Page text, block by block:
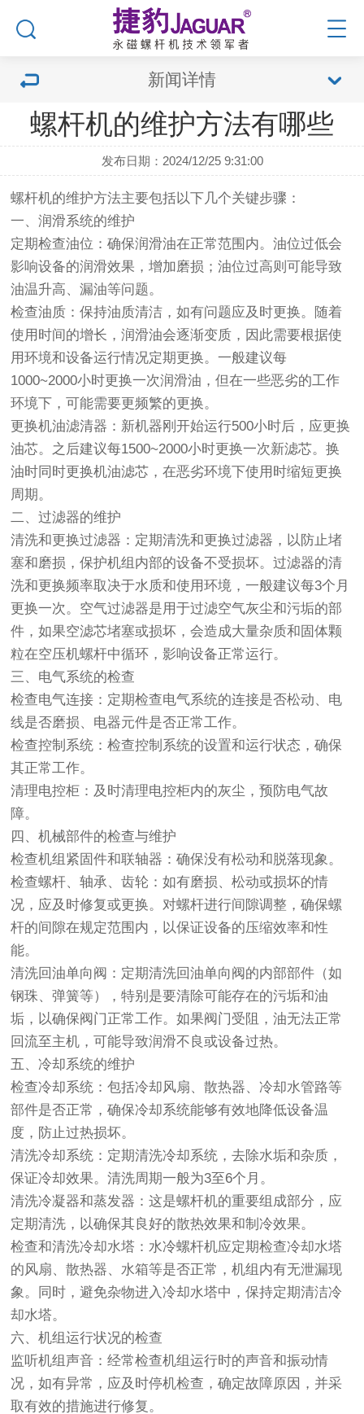
新闻详情
螺杆机的维护方法有哪些
发布日期：2024/12/25 9:31:00
螺杆机的维护方法主要包括以下几个关键步骤：
一、润滑系统的维护
定期检查油位：确保润滑油在正常范围内。油位过低会
影响设备的润滑效果，增加磨损；油位过高则可能导致
油温升高、漏油等问题。
检查油质：保持油质清洁，如有问题应及时更换。随着
使用时间的增长，润滑油会逐渐变质，因此需要根据使
用环境和设备运行情况定期更换。一般建议每
1000~2000小时更换一次润滑油，但在一些恶劣的工作
环境下，可能需要更频繁的更换。
更换机油滤清器：新机器刚开始运行500小时后，应更换
油芯。之后建议每1500~2000小时更换一次新滤芯。换
油时同时更换机油滤芯，在恶劣环境下使用时缩短更换
周期。
二、过滤器的维护
清洗和更换过滤器：定期清洗和更换过滤器，以防止堵
塞和磨损，保护机组内部的设备不受损坏。过滤器的清
洗和更换频率取决于水质和使用环境，一般建议每3个月
更换一次。空气过滤器是用于过滤空气灰尘和污垢的部
件，如果空滤芯堵塞或损坏，会造成大量杂质和固体颗
粒在空压机螺杆中循环，影响设备正常运行。
三、电气系统的检查
检查电气连接：定期检查电气系统的连接是否松动、电
线是否磨损、电器元件是否正常工作。
检查控制系统：检查控制系统的设置和运行状态，确保
其正常工作。
清理电控柜：及时清理电控柜内的灰尘，预防电气故
障。
四、机械部件的检查与维护
检查机组紧固件和联轴器：确保没有松动和脱落现象。
检查螺杆、轴承、齿轮：如有磨损、松动或损坏的情
况，应及时修复或更换。对螺杆进行间隙调整，确保螺
杆的间隙在规定范围内，以保证设备的压缩效率和性
能。
清洗回油单向阀：定期清洗回油单向阀的内部部件（如
钢珠、弹簧等），特别是要清除可能存在的污垢和油
垢，以确保阀门正常工作。如果阀门受阻，油无法正常
回流至主机，可能导致润滑不良或设备过热。
五、冷却系统的维护
检查冷却系统：包括冷却风扇、散热器、冷却水管路等
部件是否正常，确保冷却系统能够有效地降低设备温
度，防止过热损坏。
清洗冷却系统：定期清洗冷却系统，去除水垢和杂质，
保证冷却效果。清洗周期一般为3至6个月。
清洗冷凝器和蒸发器：这是螺杆机的重要组成部分，应
定期清洗，以确保其良好的散热效果和制冷效果。
检查和清洗冷却水塔：水冷螺杆机应定期检查冷却水塔
的风扇、散热器、水箱等是否正常，机组内有无泄漏现
象。同时，避免杂物进入冷却水塔中，保持定期清洁冷
却水塔。
六、机组运行状况的检查
监听机组声音：经常检查机组运行时的声音和振动情
况，如有异常，应及时停机检查，确定故障原因，并采
取有效的措施进行修复。